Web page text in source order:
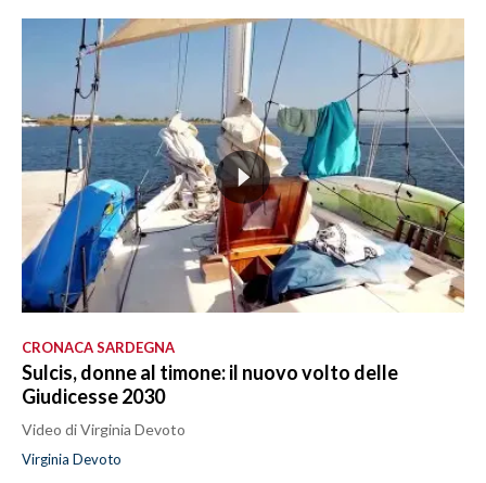
CRONACA SARDEGNA
Sulcis, donne al timone: il nuovo volto delle
Giudicesse 2030
Video di Virginia Devoto
Virginia Devoto